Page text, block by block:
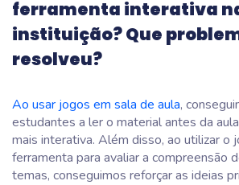
ferramenta interativa
instituição? Que
resolveu?
Ao usar jogos em sala de aula,
estudantes a ler o material antes da
mais interativa. Além disso, ao utilizar o
ferramenta para avaliar a compreensão
temas, conseguimos reforçar as ideias